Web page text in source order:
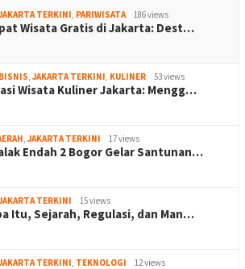
TERKINI PARIWISATA 186 views
Wisata Gratis di Jakarta: Dest…
BISNIS JAKARTA TERKINI KULINER 53 views
Wisata Kuliner Jakarta: Mengg…
JAKARTA TERKINI 17 views
Endah 2 Bogor Gelar Santunan…
TERKINI 15 views
Itu, Sejarah, Regulasi, dan Man…
TERKINI TEKNOLOGI 12 views